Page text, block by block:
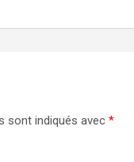
sont indiqués avec *